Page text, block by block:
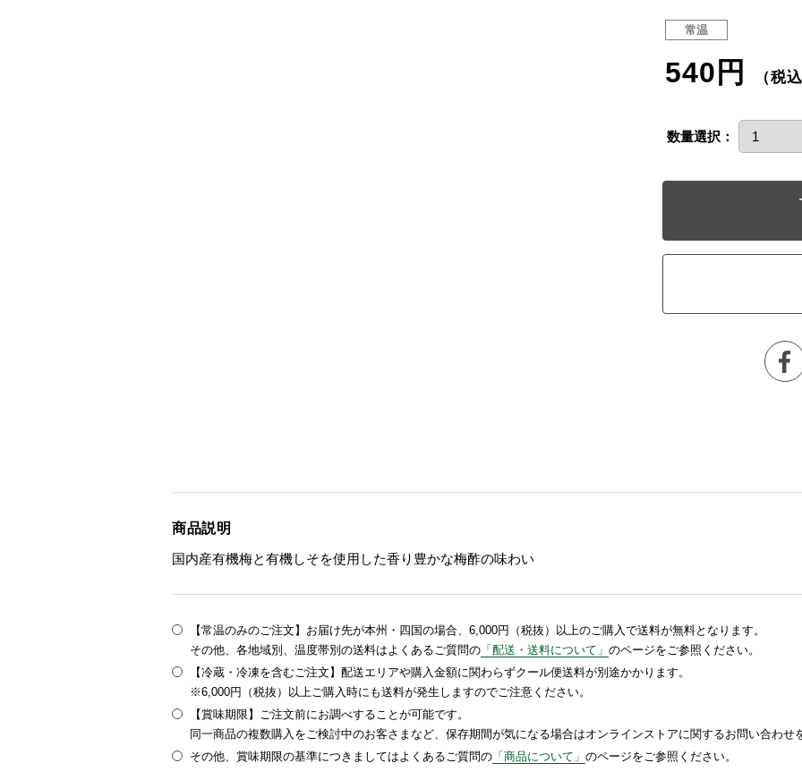
常温
540円 （税
数量選択：
商品説明
国内産有機梅と有機しそを使用した香り豊かな梅酢の味わい
【常温のみのご注文】お届け先が本州・四国の場合、6,000円（税抜）以上のご購入で送料が無料となります。
その他、各地域別、温度帯別の送料はよくあるご質問の 「配送・送料について」 のページをご参照ください。
【冷蔵・冷凍を含むご注文】配送エリアや購入金額に関わらずクール便送料が別途かかります。
※6,000円（税抜）以上ご購入時にも送料が発生しますのでご注意ください。
【賞味期限】ご注文前にお調べすることが可能です。
同一商品の複数購入をご検討中のお客さまなど、保存期間が気になる場合はオンラインストアに関するお問い合わせ
その他、賞味期限の基準につきましてはよくあるご質問の 「商品について」 のページをご参照ください。